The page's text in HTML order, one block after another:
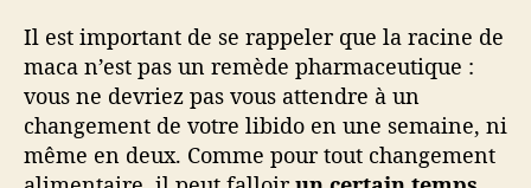
Il est important de se rappeler que la racine de
maca n’est pas un remède pharmaceutique :
vous ne devriez pas vous attendre à un
changement de votre libido en une semaine, ni
même en deux. Comme pour tout changement